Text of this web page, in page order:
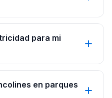
para mi
en parques